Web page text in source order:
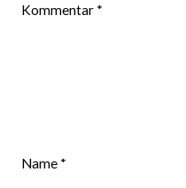
Kommentar *
Name *